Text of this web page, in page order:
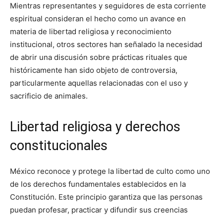
Mientras representantes y seguidores de esta corriente
espiritual consideran el hecho como un avance en
materia de libertad religiosa y reconocimiento
institucional, otros sectores han señalado la necesidad
de abrir una discusión sobre prácticas rituales que
históricamente han sido objeto de controversia,
particularmente aquellas relacionadas con el uso y
sacrificio de animales.
Libertad religiosa y derechos
constitucionales
México reconoce y protege la libertad de culto como uno
de los derechos fundamentales establecidos en la
Constitución. Este principio garantiza que las personas
puedan profesar, practicar y difundir sus creencias